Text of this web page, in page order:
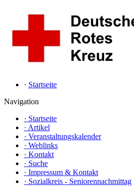
· Startseite
Navigation
· Startseite
· Artikel
· Veranstaltungskalender
· Weblinks
· Kontakt
· Suche
· Impressum & Kontakt
· Sozialkreis - Seniorennachmittag